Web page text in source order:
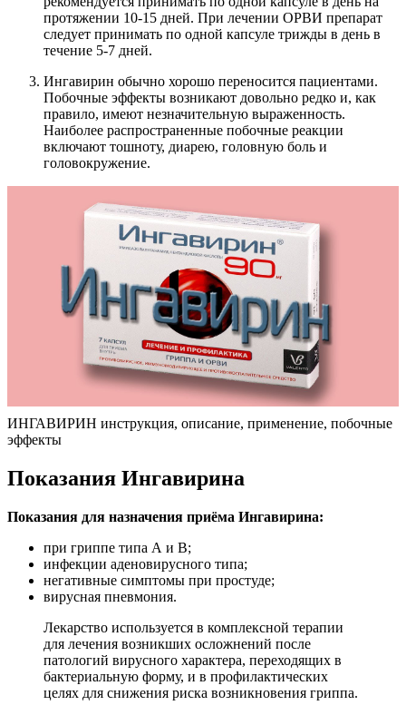
протяжении 10-15 дней. При лечении ОРВИ препарат
следует принимать по одной капсуле трижды в день в
течение 5-7 дней.
Ингавирин обычно хорошо переносится пациентами.
Побочные эффекты возникают довольно редко и, как
правило, имеют незначительную выраженность.
Наиболее распространенные побочные реакции
включают тошноту, диарею, головную боль и
головокружение.
ИНГАВИРИН инструкция, описание, применение, побочные
эффекты
Показания Ингавирина
Показания для назначения приёма Ингавирина:
при гриппе типа А и В;
инфекции аденовирусного типа;
негативные симптомы при простуде;
вирусная пневмония.
Лекарство используется в комплексной терапии
для лечения возникших осложнений после
патологий вирусного характера, переходящих в
бактериальную форму, и в профилактических
целях для снижения риска возникновения гриппа.